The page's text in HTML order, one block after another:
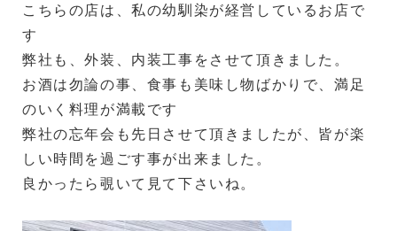
こちらの店は、私の幼馴染が経営しているお店で
す
弊社も、外装、内装工事をさせて頂きました。
お酒は勿論の事、食事も美味し物ばかりで、満足
のいく料理が満載です
弊社の忘年会も先日させて頂きましたが、皆が楽
しい時間を過ごす事が出来ました。
良かったら覗いて見て下さいね。